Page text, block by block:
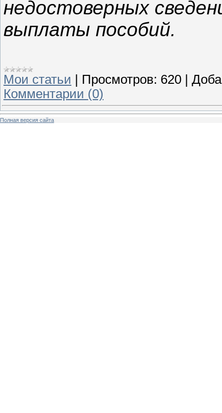
недостоверных
выплаты пособий.
Мои статьи Просмотров: 620
Комментарии (0)
Полная версия сайта